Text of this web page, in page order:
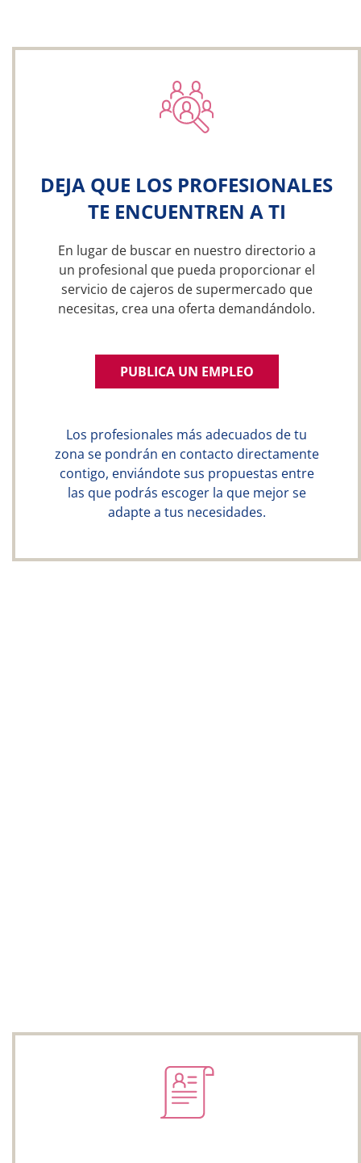
DEJA QUE LOS PROFESIONALES
TE ENCUENTREN A TI
En lugar de buscar en nuestro directorio a
un profesional que pueda proporcionar el
servicio de cajeros de supermercado que
necesitas, crea una oferta demandándolo.
PUBLICA UN EMPLEO
Los profesionales más adecuados de tu
zona se pondrán en contacto directamente
contigo, enviándote sus propuestas entre
las que podrás escoger la que mejor se
adapte a tus necesidades.